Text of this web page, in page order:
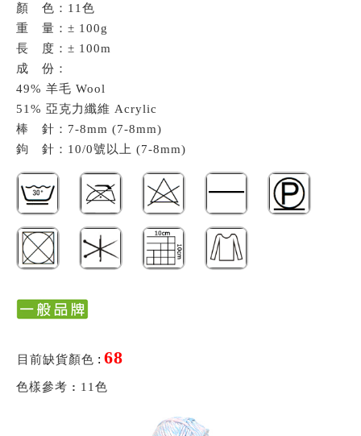
顏 色：11色
重 量：± 100g
長 度：± 100m
成 份：
49% 羊毛 Wool
51% 亞克力纖維 Acrylic
棒 針：7-8mm (7-8mm)
鉤 針：10/0號以上 (7-8mm)
目前缺貨顏色 : 68
色樣參考 : 11色